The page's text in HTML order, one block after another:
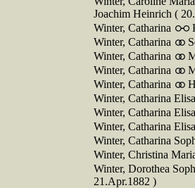
Joachim Heinrich (
Winter, Catharina
Winter, Catharina
Winter, Catharina
Winter, Catharina
Winter, Catharina
Winter, Catharina
Winter, Catharina
Winter, Catharina
Winter, Catharina
Winter, Christina
Winter, Dorothea
21.Apr.1882 )